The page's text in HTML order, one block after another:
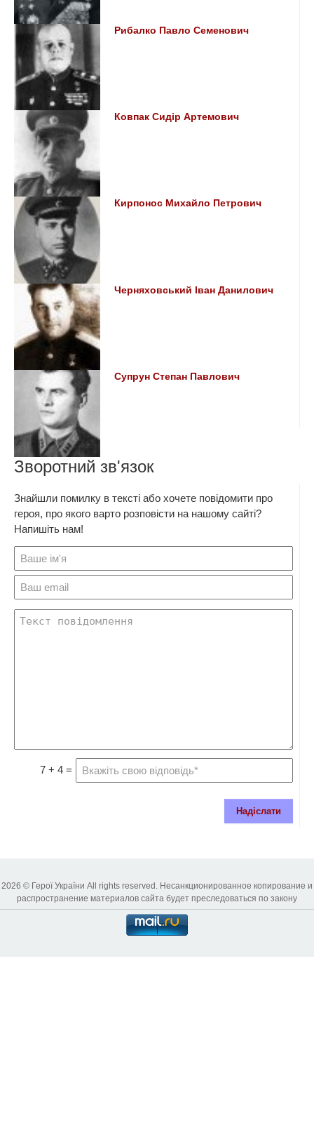
Рибалко Павло Семенович
Ковпак Сидір Артемович
Кирпонос Михайло Петрович
Черняховський Іван Данилович
Супрун Степан Павлович
Зворотний зв'язок
Знайшли помилку в тексті або хочете повідомити про
героя, про якого варто розповісти на нашому сайті?
Напишіть нам!
7 + 4 =
Надіслати
2026 © Герої України All rights reserved. Несанкционированное копирование и
распространение материалов сайта будет преследоваться по закону